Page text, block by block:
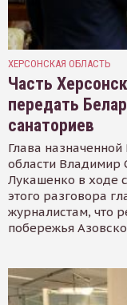
ХЕРСОНСКАЯ ОБЛАСТЬ
Часть
передать
санаториев
Глава
области Владимир
Лукашенко в ходе
этого разговора
журналистам, что
побережья